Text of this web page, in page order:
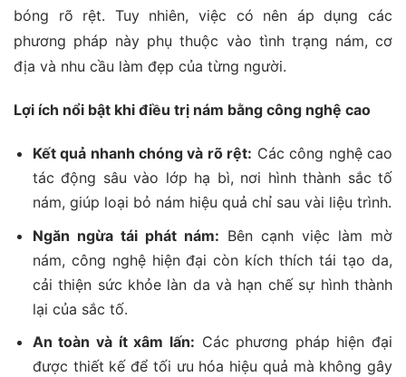
bóng rõ rệt. Tuy nhiên, việc có nên áp dụng các
phương pháp này phụ thuộc vào tình trạng nám, cơ
địa và nhu cầu làm đẹp của từng người.
Lợi ích nổi bật khi điều trị nám bằng công nghệ cao
Kết quả nhanh chóng và rõ rệt: Các công nghệ cao
tác động sâu vào lớp hạ bì, nơi hình thành sắc tố
nám, giúp loại bỏ nám hiệu quả chỉ sau vài liệu trình.
Ngăn ngừa tái phát nám: Bên cạnh việc làm mờ
nám, công nghệ hiện đại còn kích thích tái tạo da,
cải thiện sức khỏe làn da và hạn chế sự hình thành
lại của sắc tố.
An toàn và ít xâm lấn: Các phương pháp hiện đại
được thiết kế để tối ưu hóa hiệu quả mà không gây